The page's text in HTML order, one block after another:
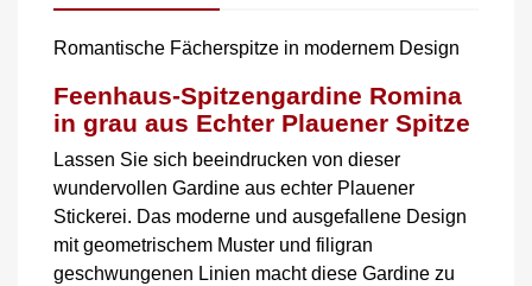
Romantische Fächerspitze in modernem Design
Feenhaus-Spitzengardine Romina
in grau aus Echter Plauener Spitze
Lassen Sie sich beeindrucken von dieser
wundervollen Gardine aus echter Plauener
Stickerei. Das moderne und ausgefallene Design
mit geometrischem Muster und filigran
geschwungenen Linien macht diese Gardine zu